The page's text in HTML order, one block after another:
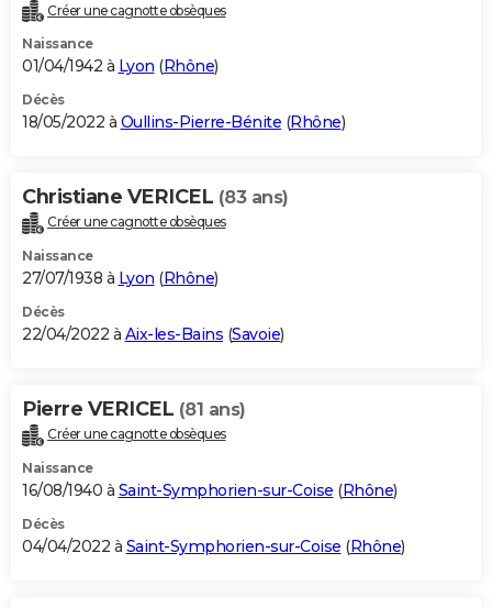
Créer une cagnotte obsèques
Naissance
01/04/1942 à Lyon (Rhône)
Décès
18/05/2022 à Oullins-Pierre-Bénite (Rhône)
Christiane VERICEL (83 ans)
Créer une cagnotte obsèques
Naissance
27/07/1938 à Lyon (Rhône)
Décès
22/04/2022 à Aix-les-Bains (Savoie)
Pierre VERICEL (81 ans)
Créer une cagnotte obsèques
Naissance
16/08/1940 à Saint-Symphorien-sur-Coise (Rhône)
Décès
04/04/2022 à Saint-Symphorien-sur-Coise (Rhône)